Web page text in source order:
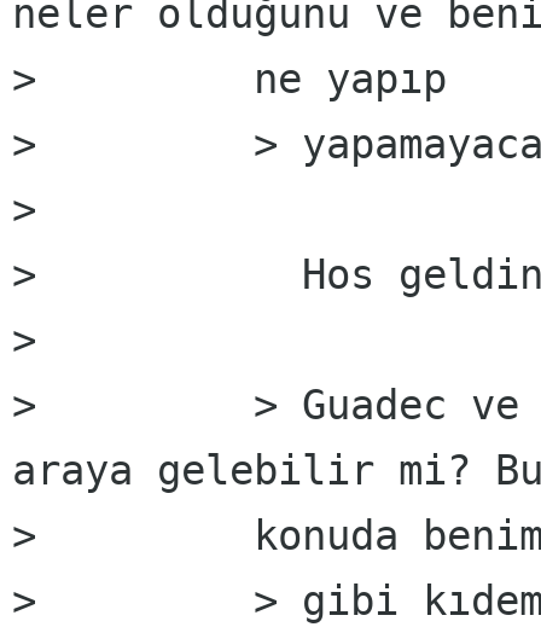
neler olduğunu ve
>         ne yapıp
>         >
>
>           Hos
>
>         > Guadec
araya gelebilir mi?
>         konuda
>         > gibi